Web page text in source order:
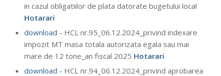
in cazul obligatiilor de plata datorate bugetului local
Hotarari
download - HCL nr.95_06.12.2024_privind indexare
impozit MT masa totala autorizata egala sau mai
mare de 12 tone_an fiscal 2025 Hotarari
download - HCL nr.94_06.12.2024_privind aprobarea